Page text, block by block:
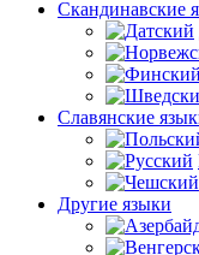
Скандинавские
Славянские
Другие языки